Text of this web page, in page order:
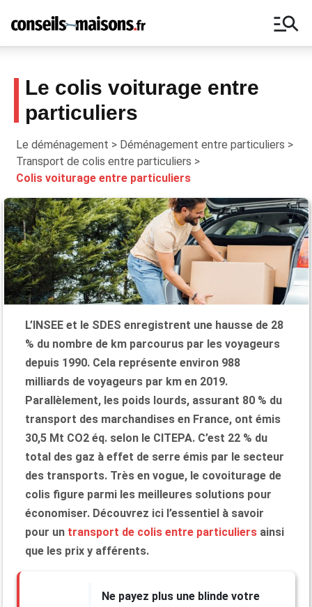
manage_search
Le colis voiturage entre
particuliers
Le déménagement > Déménagement entre particuliers >
Transport de colis entre particuliers >
Colis voiturage entre particuliers
L’INSEE et le SDES enregistrent une hausse de 28
% du nombre de km parcourus par les voyageurs
depuis 1990. Cela représente environ 988
milliards de voyageurs par km en 2019.
Parallèlement, les poids lourds, assurant 80 % du
transport des marchandises en France, ont émis
30,5 Mt CO2 éq. selon le CITEPA. C’est 22 % du
total des gaz à effet de serre émis par le secteur
des transports. Très en vogue, le covoiturage de
colis figure parmi les meilleures solutions pour
économiser. Découvrez ici l’essentiel à savoir
pour un transport de colis entre particuliers ainsi
que les prix y afférents.
Ne payez plus une blinde votre
maison, inscrivez-vous à notre
newsletter !